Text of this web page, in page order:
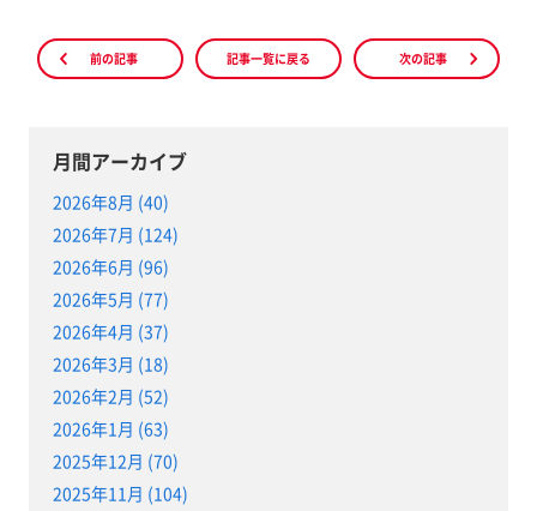
前の記事 記事一覧に戻る 次の記事
月間アーカイブ
2026年8月 (40)
2026年7月 (124)
2026年6月 (96)
2026年5月 (77)
2026年4月 (37)
2026年3月 (18)
2026年2月 (52)
2026年1月 (63)
2025年12月 (70)
2025年11月 (104)